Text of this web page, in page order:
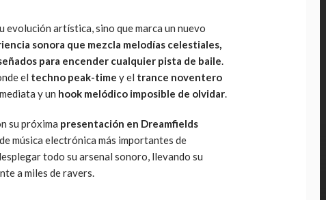
evolución artística, sino que marca un nuevo
sonora que mezcla melodías celestiales,
para encender cualquier pista de baile.
el techno peak-time y el trance noventero
y un hook melódico imposible de olvidar.
su próxima presentación en Dreamfields
música electrónica más importantes de
todo su arsenal sonoro, llevando su
a miles de ravers.